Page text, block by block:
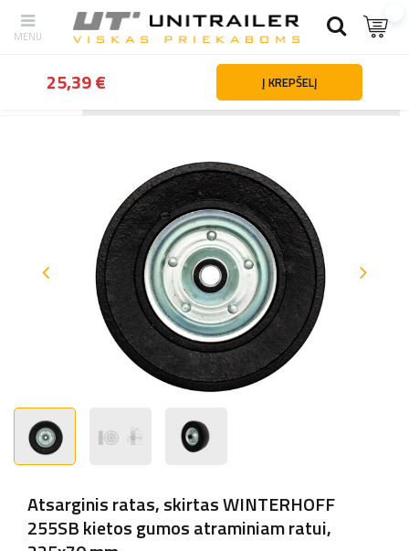
Priekabų dalys ir priedai Atraminiai ratai ir
Atsarginis ratas, skirtas WINTERHOFF
255SB kietos gumos atraminiam ratui,
25,39 € Į KREPŠELĮ